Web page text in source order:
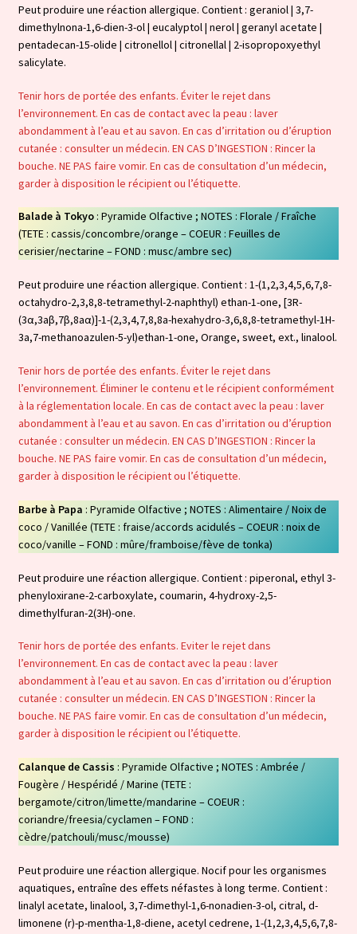
Peut produire une réaction allergique. Contient : geraniol | 3,7-
dimethylnona-1,6-dien-3-ol | eucalyptol | nerol | geranyl acetate |
pentadecan-15-olide | citronellol | citronellal | 2-isopropoxyethyl
salicylate.
Tenir hors de portée des enfants. Éviter le rejet dans
l’environnement. En cas de contact avec la peau : laver
abondamment à l’eau et au savon. En cas d’irritation ou d’éruption
cutanée : consulter un médecin. EN CAS D’INGESTION : Rincer la
bouche. NE PAS faire vomir. En cas de consultation d’un médecin,
garder à disposition le récipient ou l’étiquette.
Balade à Tokyo: Pyramide Olfactive ; NOTES : Florale / Fraîche
(TETE : cassis/concombre/orange – COEUR : Feuilles de
cerisier/nectarine – FOND : musc/ambre sec)
Peut produire une réaction allergique. Contient : 1-(1,2,3,4,5,6,7,8-
octahydro-2,3,8,8-tetramethyl-2-naphthyl) ethan-1-one, [3R-
(3α,3aβ,7β,8aα)]-1-(2,3,4,7,8,8a-hexahydro-3,6,8,8-tetramethyl-1H-
3a,7-methanoazulen-5-yl)ethan-1-one, Orange, sweet, ext., linalool.
Tenir hors de portée des enfants. Éviter le rejet dans
l’environnement. Éliminer le contenu et le récipient conformément
à la réglementation locale. En cas de contact avec la peau : laver
abondamment à l’eau et au savon. En cas d’irritation ou d’éruption
cutanée : consulter un médecin. EN CAS D’INGESTION : Rincer la
bouche. NE PAS faire vomir. En cas de consultation d’un médecin,
garder à disposition le récipient ou l’étiquette.
Barbe à Papa : Pyramide Olfactive ; NOTES : Alimentaire / Noix de
coco / Vanillée (TETE : fraise/accords acidulés – COEUR : noix de
coco/vanille – FOND : mûre/framboise/fève de tonka)
Peut produire une réaction allergique. Contient : piperonal, ethyl 3-
phenyloxirane-2-carboxylate, coumarin, 4-hydroxy-2,5-
dimethylfuran-2(3H)-one.
Tenir hors de portée des enfants. Eviter le rejet dans
l’environnement. En cas de contact avec la peau : laver
abondamment à l’eau et au savon. En cas d’irritation ou d’éruption
cutanée : consulter un médecin. EN CAS D’INGESTION : Rincer la
bouche. NE PAS faire vomir. En cas de consultation d’un médecin,
garder à disposition le récipient ou l’étiquette.
Calanque de Cassis : Pyramide Olfactive ; NOTES : Ambrée /
Fougère / Hespéridé / Marine (TETE :
bergamote/citron/limette/mandarine – COEUR :
coriandre/freesia/cyclamen – FOND :
cèdre/patchouli/musc/mousse)
Peut produire une réaction allergique. Nocif pour les organismes
aquatiques, entraîne des effets néfastes à long terme. Contient :
linalyl acetate, linalool, 3,7-dimethyl-1,6-nonadien-3-ol, citral, d-
limonene (r)-p-mentha-1,8-diene, acetyl cedrene, 1-(1,2,3,4,5,6,7,8-